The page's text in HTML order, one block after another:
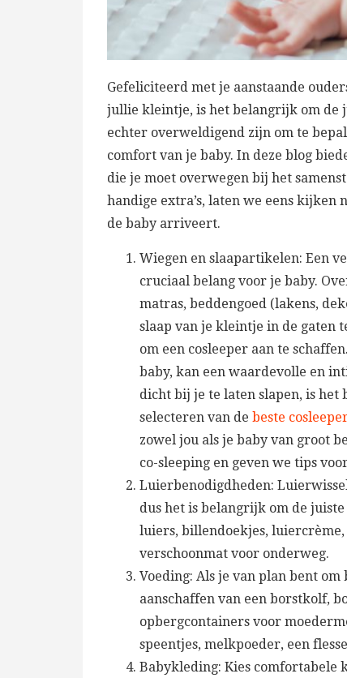
Gefeliciteerd met je aanstaande
jullie kleintje, is het belangrijk om de
echter overweldigend zijn om te
comfort van je baby. In deze blog
die je moet overwegen bij het
handige extra’s, laten we eens
de baby arriveert.
Wiegen en slaapartikelen: Een
cruciaal belang voor je baby.
matras, beddengoed (lakens,
slaap van je kleintje in de gaten
om een cosleeper aan te
baby, kan een waardevolle en
dicht bij je te laten slapen, is
selecteren van de beste
zowel jou als je baby van groot
co-sleeping en geven we tips
Luierbenodigdheden:
dus het is belangrijk om de
luiers, billendoekjes,
verschoonmat voor onderweg.
Voeding: Als je van plan bent
aanschaffen van een borstkolf,
opbergcontainers voor
speentjes, melkpoeder, een
Babykleding: Kies comfortabele